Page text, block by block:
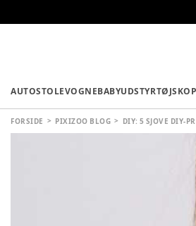
AUTOSTOLEVOGNEBABYUDSTYRTØJSKO
FORSIDE PIXIZOO BLOG DIY: 5 SJOVE DIY-